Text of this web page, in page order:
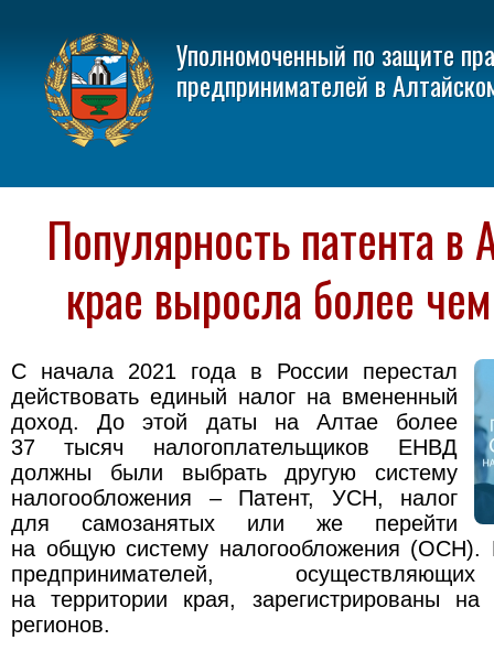
Уполномоченный по защите
предпринимателей в
Популярность патента в
крае выросла более
С начала 2021 года в России перестал
действовать единый налог на вмененный
доход. До этой даты на Алтае более
37 тысяч налогоплательщиков ЕНВД
должны были выбрать другую систему
налогообложения – Патент, УСН, налог
для самозанятых или же перейти
на общую систему налогообложения (ОСН).
предпринимателей,
на территории края, зарегистрированы на
регионов.